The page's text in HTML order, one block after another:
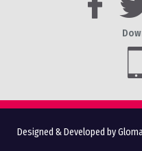
Designed & Developed by